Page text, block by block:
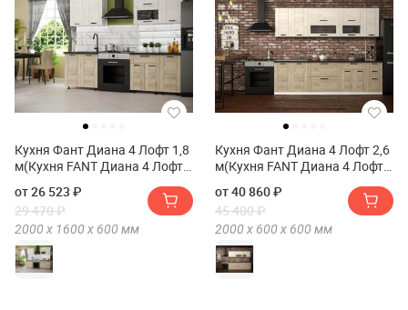
Кухня Фант Диана 4 Лофт 1,8
м(Кухня FANT Диана 4 Лофт
от 26 523 ₽
29 470 ₽
2000 х 1600 х 600 мм
Кухня Фант Диана 4 Лофт 2,6
м(Кухня FANT Диана 4 Лофт
от 40 860 ₽
45 400 ₽
2000 х 600 х 600 мм